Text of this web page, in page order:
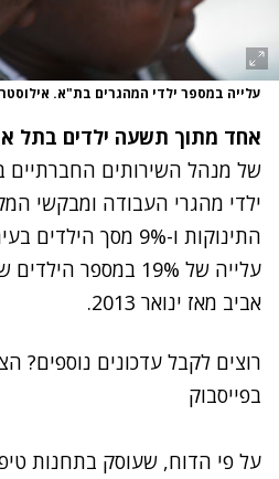
עלייה במספר ילדי המהגרים בת"א.
אחד מתוך תשעה ילדים בתל
של מנהל השירותים החברתיים
התינוקות ו-9% מסך
עלייה של 19% במספר
אביב מאז ינואר 2013.
בפייסבוק
על פי הדוח, שעוסק בתחנות